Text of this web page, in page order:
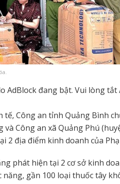
AdBlock đang bật. Vui lòng
tế, Công an tỉnh Quảng Bình
và Công an xã Quảng Phú
2 địa điểm kinh doanh của
phát hiện tại 2 cơ sở kinh
năng, gần 100 loại thuốc tây